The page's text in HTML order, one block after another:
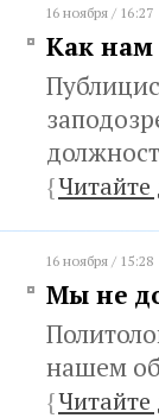
16 ноября / 16:27
Как нам
{Читайте
16 ноября / 15:28
Мы не
нашем
{Читайте